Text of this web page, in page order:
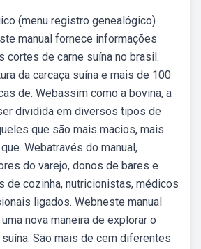
(menu registro genealógico)
manual fornece informações
cortes de carne suína no brasil.
da carcaça suína e mais de 100
de. Webassim como a bovina, a
dividida em diversos tipos de
que são mais macios, mais
Webatravés do manual,
do varejo, donos de bares e
de cozinha, nutricionistas, médicos
ligados. Webneste manual
nova maneira de explorar o
Säo mais de cem diferentes